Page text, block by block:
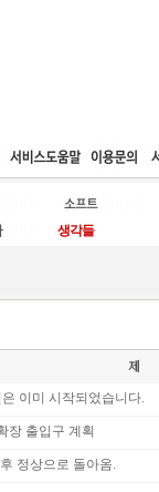
팅 공동구매
이미 시작되었습니다.
장 출입구 계획
정상으로 돌아옴.